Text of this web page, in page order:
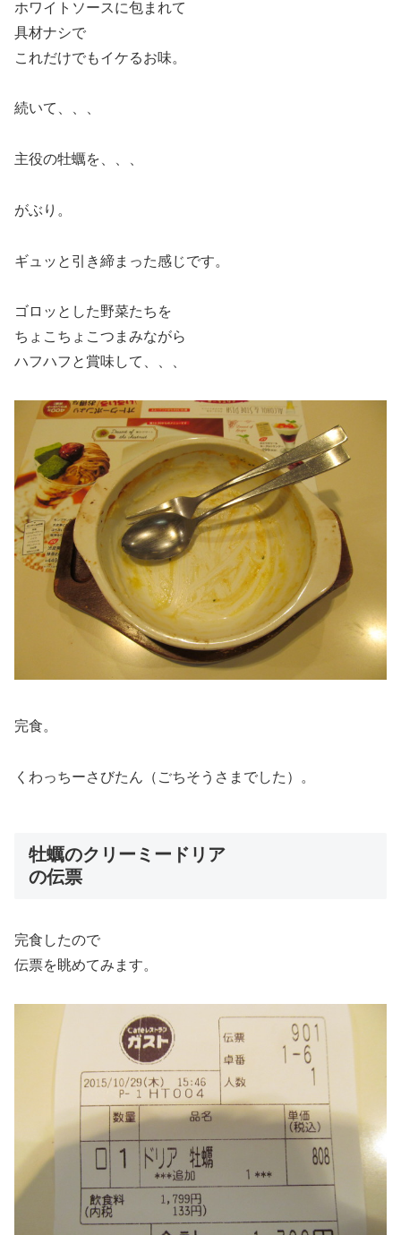
ホワイトソースに包まれて
具材ナシで
これだけでもイケるお味。
続いて、、、
主役の牡蠣を、、、
がぶり。
ギュッと引き締まった感じです。
ゴロッとした野菜たちを
ちょこちょこつまみながら
ハフハフと賞味して、、、
完食。
くわっちーさびたん（ごちそうさまでした）。
牡蠣のクリーミードリア
の伝票
完食したので
伝票を眺めてみます。